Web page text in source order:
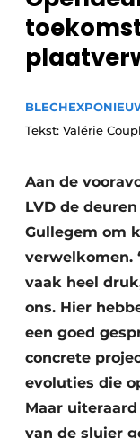
Vacature
Vacatures
BLECHEXPO
Tekst: Valérie
Aan de
LVD de
Gullegem om
verwelkomen.
vaak heel
ons. Hier
een goed
concrete
evoluties die
Maar
van de sluier